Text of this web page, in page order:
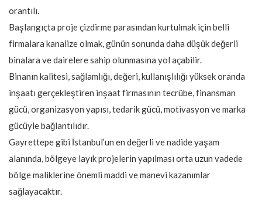
orantılı.
Başlangıçta proje çizdirme parasından kurtulmak için belli
firmalara kanalize olmak, günün sonunda daha düşük değerli
binalara ve dairelere sahip olunmasına yol açabilir.
Binanın kalitesi, sağlamlığı, değeri, kullanışlılığı yüksek oranda
inşaatı gerçekleştiren inşaat firmasının tecrübe, finansman
gücü, organizasyon yapısı, tedarik gücü, motivasyon ve marka
gücüyle bağlantılıdır.
Gayrettepe gibi İstanbul’un en değerli ve nadide yaşam
alanında, bölgeye layık projelerin yapılması orta uzun vadede
bölge maliklerine önemli maddi ve manevi kazanımlar
sağlayacaktır.